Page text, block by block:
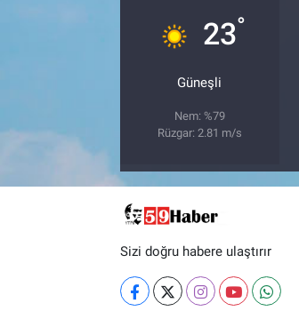
23°
Güneşli
Nem: %79
Rüzgar: 2.81 m/s
Sizi doğru habere ulaştırır